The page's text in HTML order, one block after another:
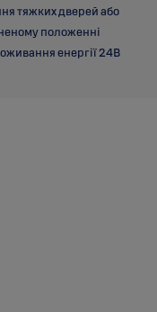
тяжких дверей або
положенні
енергії 24В